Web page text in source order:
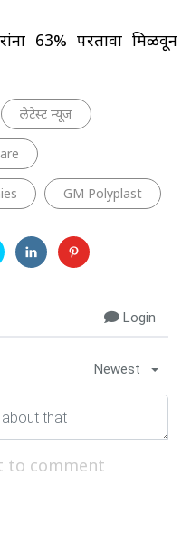
63% परतावा मिळवून
लेटेस्ट न्यूज
GM Polyplast
Login
Newest
to comment